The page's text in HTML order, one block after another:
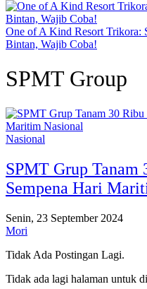
One of A Kind Resort Trikora:
Bintan, Wajib Coba!
SPMT Group
Nasional
SPMT Grup
Sempena Hari
Senin, 23 September 2024
Mori
Tidak Ada Postingan Lagi.
Tidak ada lagi halaman untuk